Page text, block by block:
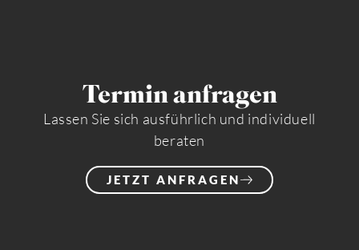
Termin anfragen
Lassen Sie sich ausführlich und individuell
beraten
JETZT ANFRAGEN